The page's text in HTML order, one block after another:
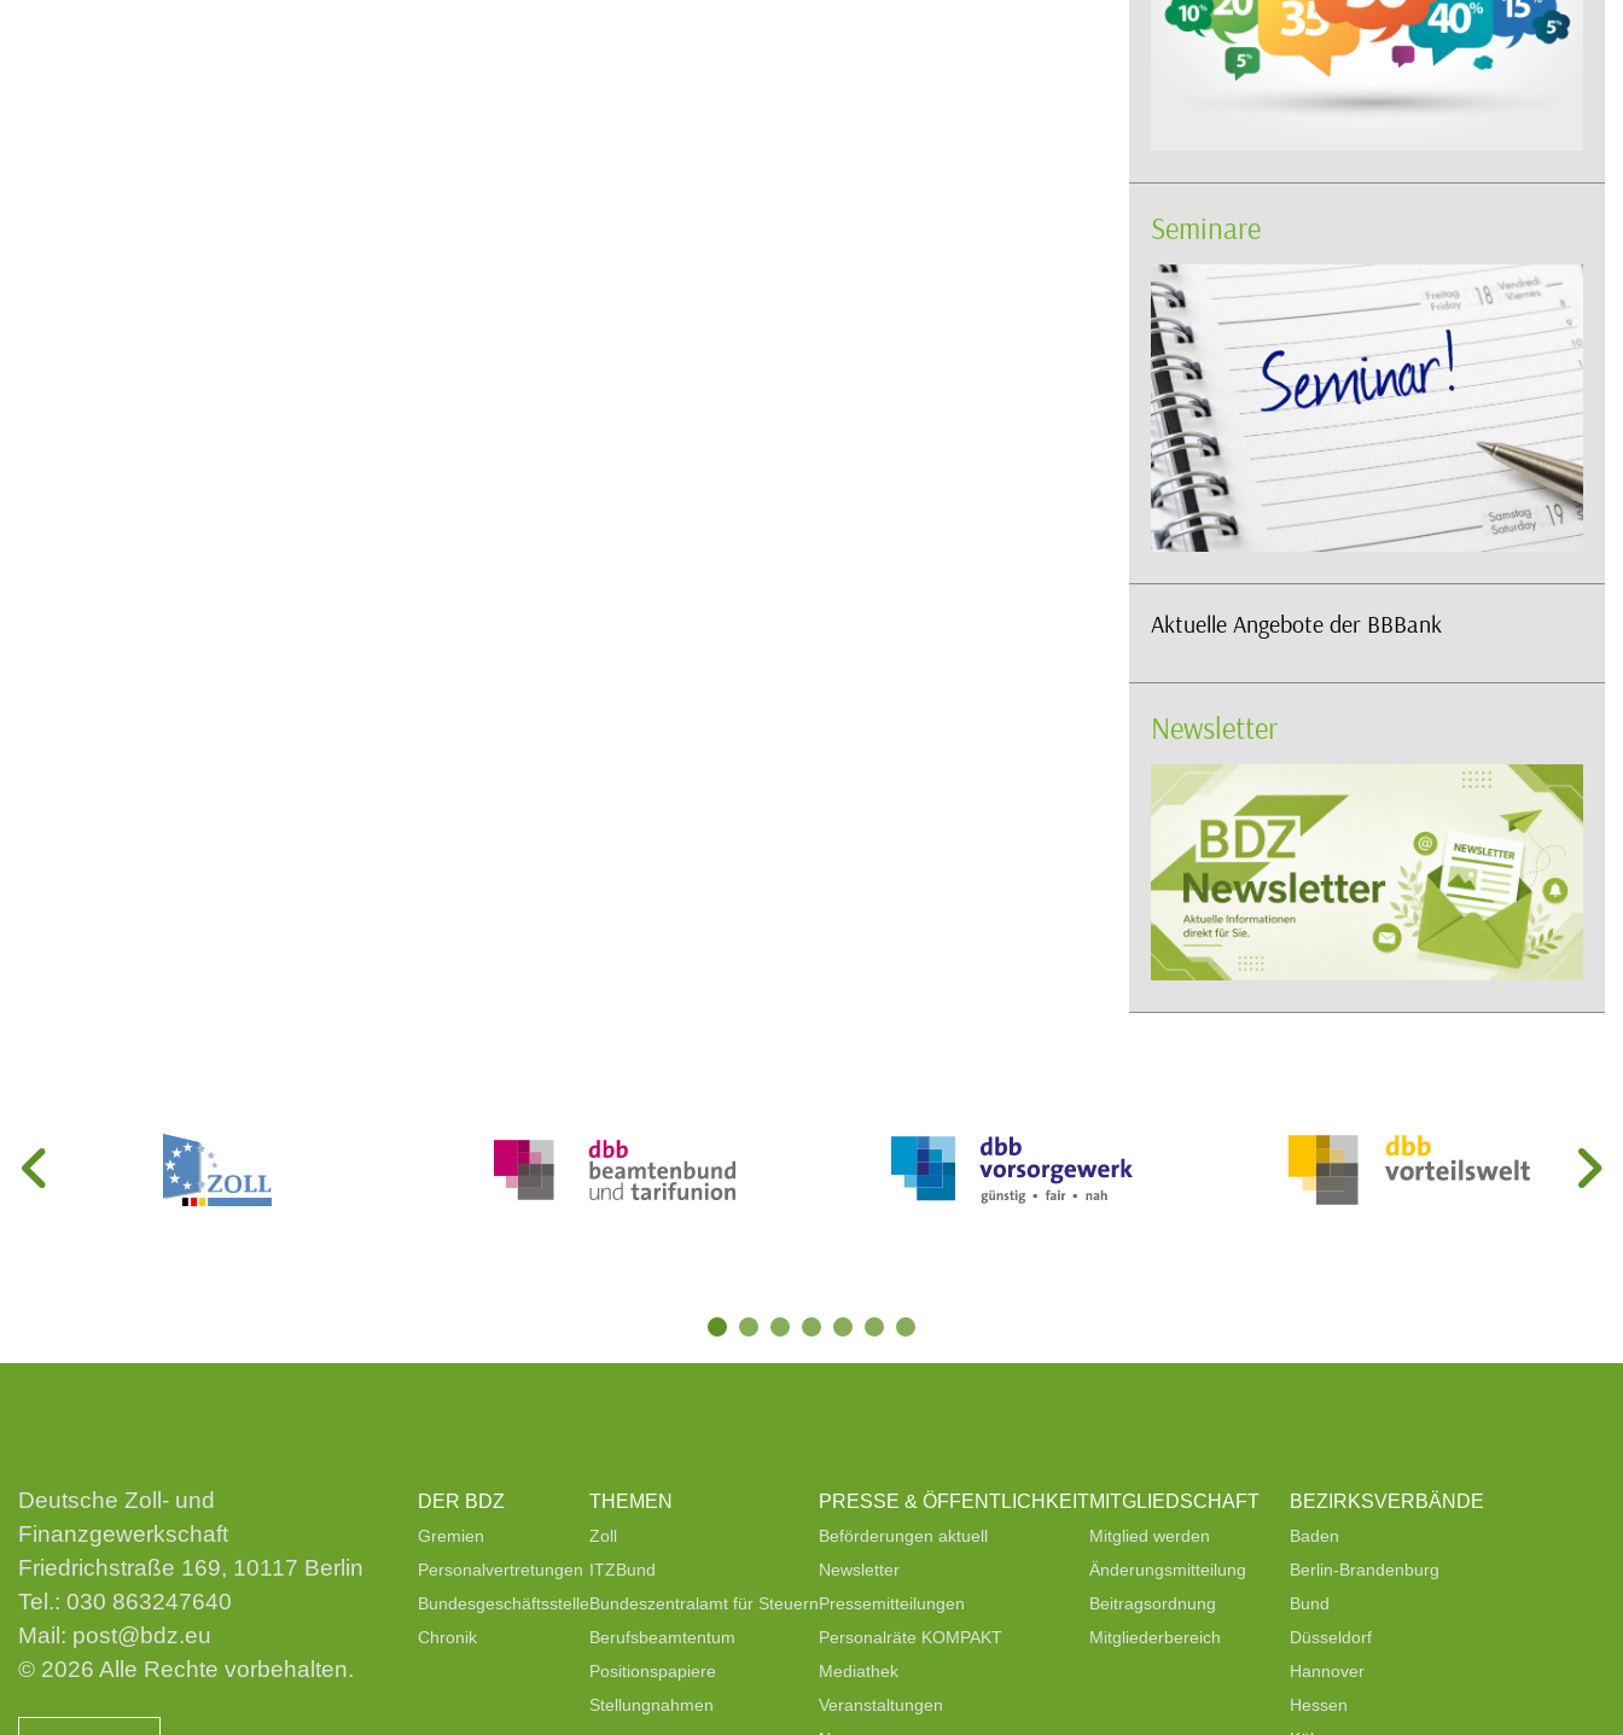
Seminare
Aktuelle Angebote der BBBank
Newsletter
Deutsche Zoll- und
Finanzgewerkschaft
Friedrichstraße 169, 10117 Berlin
Tel.: 030 863247640
Mail: post@bdz.eu
© 2026 Alle Rechte vorbehalten.
DER BDZ
Gremien
Personalvertretungen
Bundesgeschäftsstelle
Chronik
THEMEN
Zoll
ITZBund
Bundeszentralamt für Steuern
Berufsbeamtentum
Positionspapiere
Stellungnahmen
PRESSE & ÖFFENTLICHKEIT
Beförderungen aktuell
Newsletter
Pressemitteilungen
Personalräte KOMPAKT
Mediathek
Veranstaltungen
MITGLIEDSCHAFT
Mitglied werden
Änderungsmitteilung
Beitragsordnung
Mitgliederbereich
BEZIRKSVERBÄNDE
Baden
Berlin-Brandenburg
Bund
Düsseldorf
Hannover
Hessen